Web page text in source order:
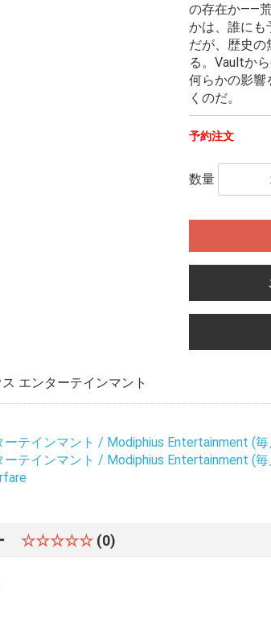
の存在か――
かは、誰にも
だが、歴史の
る。Vaultか
何らかの影響
くのだ。
予約注文
数量
エンターテインマント
ーテインマント / Modiphius Entertainment (
ーテインマント / Modiphius Entertainment (
☆☆☆☆☆ (0)